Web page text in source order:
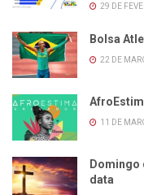
29 DE
Bolsa
22 DE
11 DE
Domingo
data